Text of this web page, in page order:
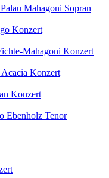
Mahagoni Sopran
Konzert
Mahagoni Konzert
Konzert
Konzert
Ebenholz Tenor